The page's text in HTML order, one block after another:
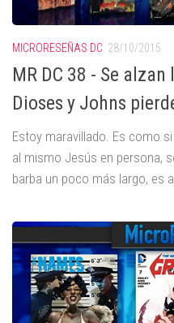
MICRORESEÑAS DC 28/10/2015
MR DC 38 - Se
Dioses y Johns
Estoy maravillado. Es como
al mismo Jesús en persona,
barba un poco más largo, es